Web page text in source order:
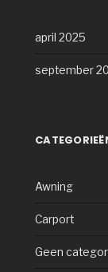
april 2025
september
Awning
Carport
Geen